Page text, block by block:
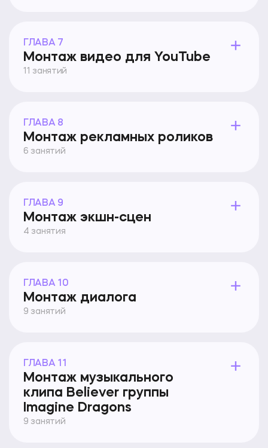
ГЛАВА 7
Монтаж видео для YouTube
11 занятий
ГЛАВА 8
Монтаж рекламных роликов
6 занятий
ГЛАВА 9
Монтаж экшн-сцен
4 занятия
ГЛАВА 10
Монтаж диалога
9 занятий
ГЛАВА 11
Монтаж музыкального
клипа Believer группы
Imagine Dragons
9 занятий